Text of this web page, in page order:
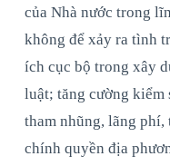
của Nhà nước trong
không để xảy ra tình
ích cục bộ trong xây
luật; tăng cường kiểm
tham nhũng, lãng
chính quyền địa